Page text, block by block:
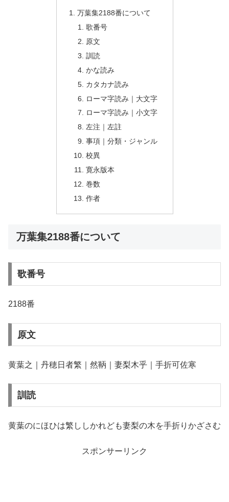
万葉集2188番について
歌番号
原文
訓読
かな読み
カタカナ読み
ローマ字読み｜大文字
ローマ字読み｜小文字
左注｜左註
事項｜分類・ジャンル
校異
寛永版本
巻数
作者
万葉集2188番について
歌番号
2188番
原文
黄葉之｜丹穂日者繁｜然鞆｜妻梨木乎｜手折可佐寒
訓読
黄葉のにほひは繁ししかれども妻梨の木を手折りかざさむ
スポンサーリンク